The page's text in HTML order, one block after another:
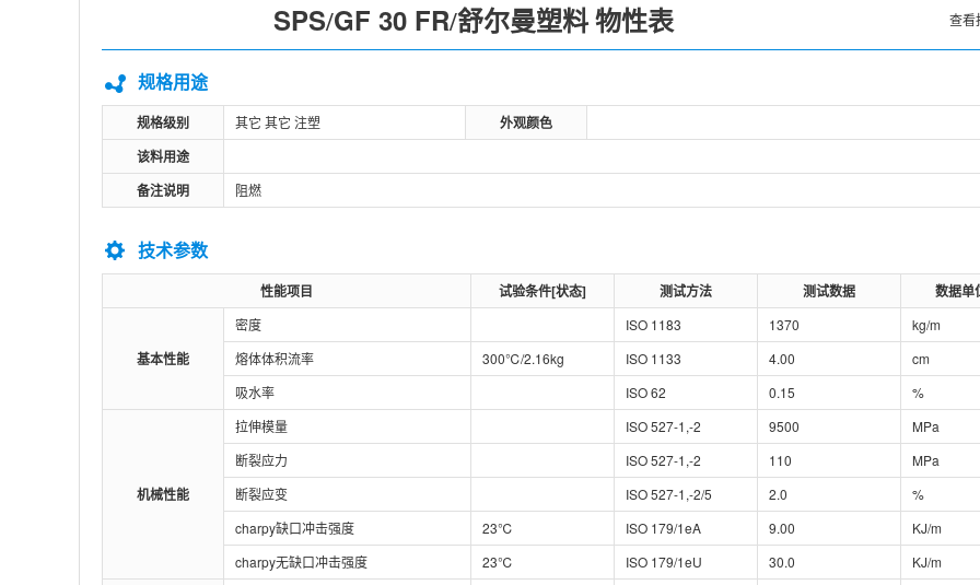
SPS/GF 30 FR/舒尔曼塑料物性表 查看
规格用途
规格级别 其它 其它 注塑
外观颜色
该料用途
备注说明
阻燃
技术参数
性能项目 试验条件[状态] 测试方法 测试数据 数据单
基本性能
密度 ISO 1183 1370
kg/m
熔体体积流率
300℃/2.16kg ISO 1133 4.00
cm
吸水率
ISO 62 0.15 %
机械性能
拉伸模量 ISO 527-1,-2 9500
MPa
断裂应力
ISO 527-1,-2 110
MPa
断裂应变
ISO 527-1,-2/5 2.0
%
charpy缺口冲击强度
23℃ ISO 179/1eA 9.00
KJ/m
charpy无缺口冲击强度
23℃ ISO 179/1eU 30.0 KJ/m